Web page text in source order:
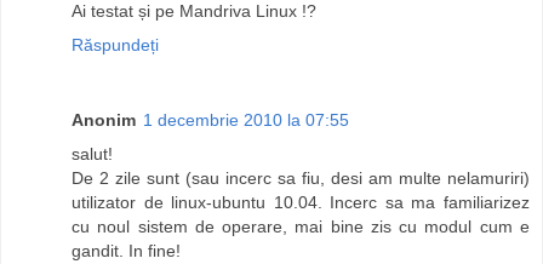
Ai testat și pe Mandriva Linux !?
Răspundeți
Anonim 1 decembrie 2010 la 07:55
salut!
De 2 zile sunt (sau incerc sa fiu, desi am multe nelamuriri)
utilizator de linux-ubuntu 10.04. Incerc sa ma familiarizez
cu noul sistem de operare, mai bine zis cu modul cum e
gandit. In fine!